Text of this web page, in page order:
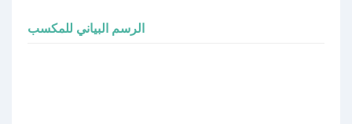
الرسم البياني للمكسب